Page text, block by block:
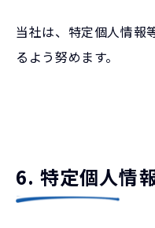
当社は、特定個人情報
るよう努めます。
6. 特定個人情